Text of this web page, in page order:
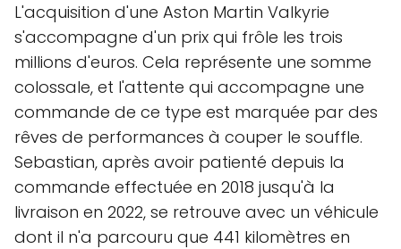
L'acquisition d'une Aston Martin Valkyrie
s'accompagne d'un prix qui frôle les trois
millions d'euros. Cela représente une somme
colossale, et l'attente qui accompagne une
commande de ce type est marquée par des
rêves de performances à couper le souffle.
Sebastian, après avoir patienté depuis la
commande effectuée en 2018 jusqu'à la
livraison en 2022, se retrouve avec un véhicule
dont il n'a parcouru que 441 kilomètres en